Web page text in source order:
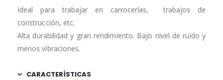
Ideal para trabajar en carrocerías, trabajos de
construcción, etc.
Alta durabilidad y gran rendimiento. Bajo nivel de ruido y
menos vibraciones.
CARACTERÍSTICAS